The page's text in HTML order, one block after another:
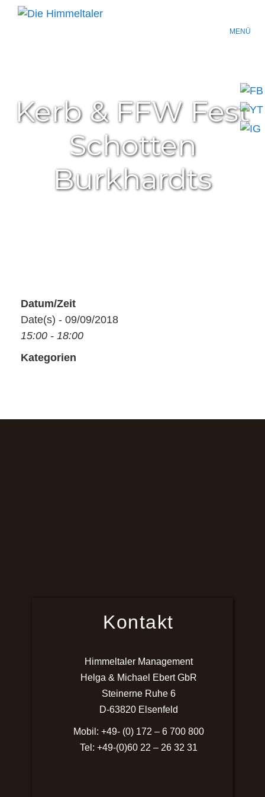
MENÜ
Kerb & FFW Fest
Schotten
Burkhardts
Datum/Zeit
Date(s) - 09/09/2018
15:00 - 18:00
Kategorien
Kontakt
Himmeltaler Management
Helga & Michael Ebert GbR
Steinerne Ruhe 6
D-63820 Elsenfeld
Mobil: +49- (0) 172 – 6 700 800
Tel: +49-(0)60 22 – 26 32 31